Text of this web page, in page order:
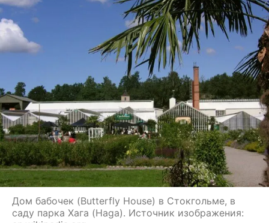
Дом бабочек (Butterfly House) в Стокгольме, в
саду парка Хага (Haga). Источник изображения: